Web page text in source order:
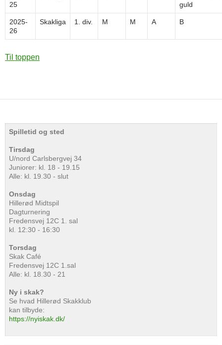
25
guld
2025-
26
Skakliga 1. div. M M A B
Til toppen
Spilletid og sted
Tirsdag
U/nord Carlsbergvej 34
Juniorer: kl. 18 - 19.15
Alle: kl. 19.30 - slut
Onsdag
Hillerød Midtspil
Dagturnering
Fredensvej 12C 1. sal
kl. 12:30 - 16:30
Torsdag
Skak Café
Fredensvej 12C 1.sal
Alle: kl. 18.30 - 21
Ny i skak?
Se hvad Hillerød Skakklub
kan tilbyde:
https://nyiskak.dk/